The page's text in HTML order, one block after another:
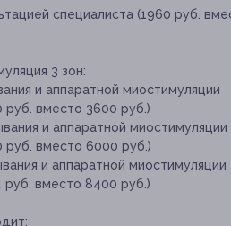
специалиста (1960 руб.
3 зон:
и аппаратной миостимуляции
руб. вместо 3600 руб.)
и аппаратной миостимуляции
руб. вместо 6000 руб.)
и аппаратной миостимуляции
руб. вместо 8400 руб.)